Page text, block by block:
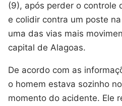
(9), após perder o controle
e colidir contra um poste
uma das vias mais
capital de Alagoas.
De acordo com as
o homem estava sozinho
momento do acidente. Ele